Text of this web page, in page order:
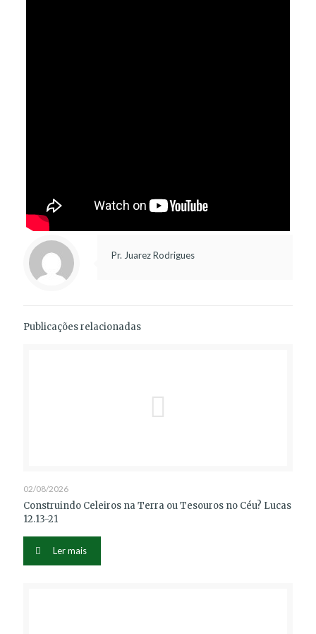
Pr. Juarez Rodrigues
Publicações relacionadas
02/08/2026
Construindo Celeiros na Terra ou Tesouros no Céu? Lucas
12.13-21
Ler mais